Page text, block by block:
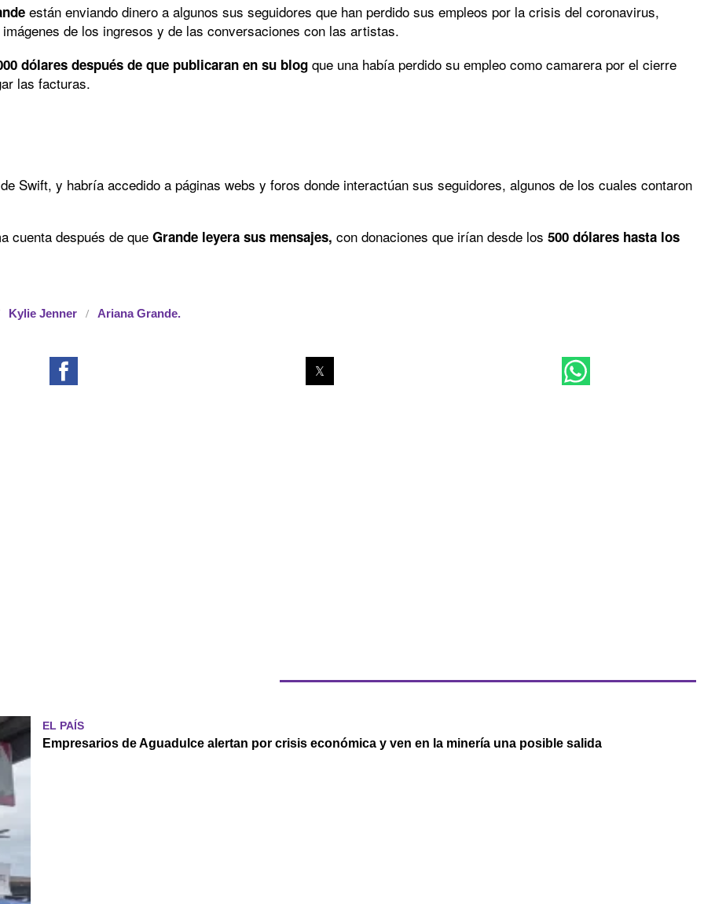
están enviando dinero a algunos sus seguidores que han perdido sus empleos por la crisis del coronavirus,
de los ingresos y de las conversaciones con las artistas.
dólares después de que publicaran en su blog que una había perdido su empleo como camarera por el cierre
las facturas.
Swift, y habría accedido a páginas webs y foros donde interactúan sus seguidores, algunos de los cuales contaron
cuenta después de que Grande leyera sus mensajes, con donaciones que irían desde los 500 dólares hasta los
Kylie Jenner Ariana Grande.
EL PAÍS
Empresarios de Aguadulce alertan por crisis económica y ven en la minería una posible salida